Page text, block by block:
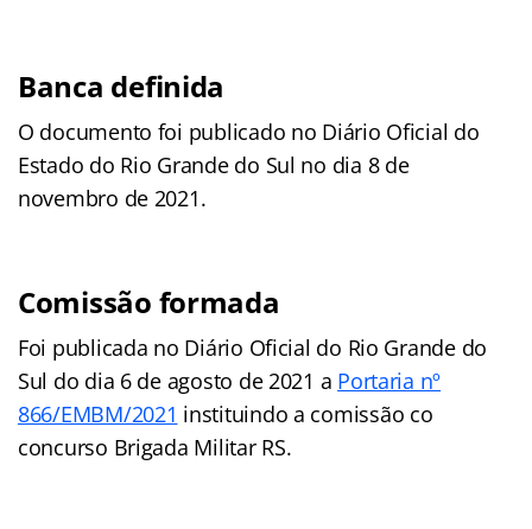
Banca definida
O documento foi publicado no Diário Oficial do
Estado do Rio Grande do Sul no dia 8 de
novembro de 2021.
Comissão formada
Foi publicada no Diário Oficial do Rio Grande do
Sul do dia 6 de agosto de 2021 a Portaria nº
866/EMBM/2021 instituindo a comissão co
concurso Brigada Militar RS.